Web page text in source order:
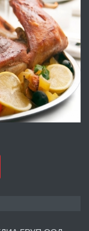
преди 1 година
преди 1 година
на Ангел